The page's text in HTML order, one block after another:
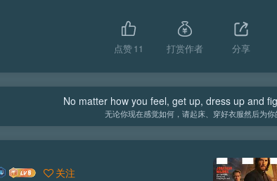
点赞11 打赏作者 分享
No matter how you feel, get up, dress up and
无论你现在感觉如何，请起床、穿好衣服然后为
关注